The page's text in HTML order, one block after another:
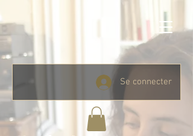
Se connecter